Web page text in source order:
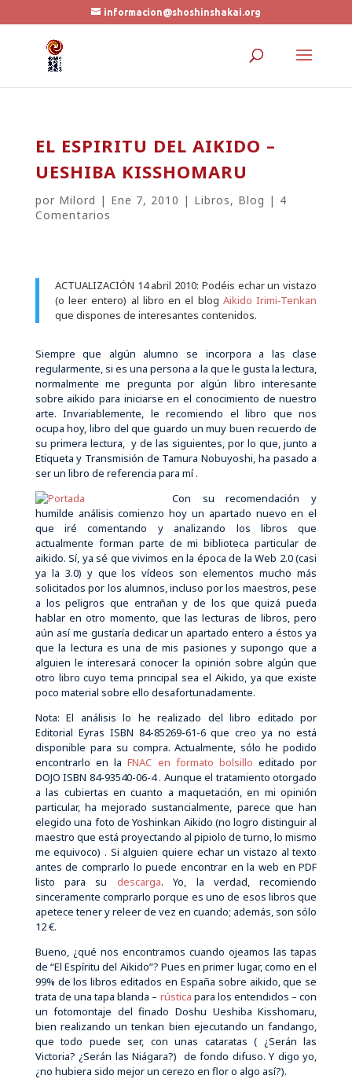
informacion@shoshinshakai.org
EL ESPIRITU DEL AIKIDO –
UESHIBA KISSHOMARU
por Milord | Ene 7, 2010 | Libros, Blog | 4
Comentarios
ACTUALIZACIÓN 14 abril 2010: Podéis echar un vistazo
(o leer entero) al libro en el blog Aikido Irimi-Tenkan
que dispones de interesantes contenidos.
Siempre que algún alumno se incorpora a las clase
regularmente, si es una persona a la que le gusta la lectura,
normalmente me pregunta por algún libro interesante
sobre aikido para iniciarse en el conocimiento de nuestro
arte. Invariablemente, le recomiendo el libro que nos
ocupa hoy, libro del que guardo un muy buen recuerdo de
su primera lectura, y de las siguientes, por lo que, junto a
Etiqueta y Transmisión de Tamura Nobuyoshi, ha pasado a
ser un libro de referencia para mí .
Con su recomendación y
humilde análisis comienzo hoy un apartado nuevo en el
que iré comentando y analizando los libros que
actualmente forman parte de mi biblioteca particular de
aikido. Sí, ya sé que vivimos en la época de la Web 2.0 (casi
ya la 3.0) y que los vídeos son elementos mucho más
solicitados por los alumnos, incluso por los maestros, pese
a los peligros que entrañan y de los que quizá pueda
hablar en otro momento, que las lecturas de libros, pero
aún así me gustaría dedicar un apartado entero a éstos ya
que la lectura es una de mis pasiones y supongo que a
alguien le interesará conocer la opinión sobre algún que
otro libro cuyo tema principal sea el Aikido, ya que existe
poco material sobre ello desafortunadamente.
Nota: El análisis lo he realizado del libro editado por
Editorial Eyras ISBN 84-85269-61-6 que creo ya no está
disponible para su compra. Actualmente, sólo he podido
encontrarlo en laFNAC en formato bolsillo editado por
DOJO ISBN 84-93540-06-4 . Aunque el tratamiento otorgado
a las cubiertas en cuanto a maquetación, en mi opinión
particular, ha mejorado sustancialmente, parece que han
elegido una foto de Yoshinkan Aikido (no logro distinguir al
maestro que está proyectando al pipiolo de turno, lo mismo
me equivoco) . Si alguien quiere echar un vistazo al texto
antes de comprarlo lo puede encontrar en la web en PDF
listo para su descarga. Yo, la verdad, recomiendo
sinceramente comprarlo porque es uno de esos libros que
apetece tener y releer de vez en cuando; además, son sólo
12 €.
Bueno, ¿qué nos encontramos cuando ojeamos las tapas
de “El Espíritu del Aikido”? Pues en primer lugar, como en el
99% de los libros editados en España sobre aikido, que se
trata de una tapa blanda – rústica para los entendidos – con
un fotomontaje del finado Doshu Ueshiba Kisshomaru,
bien realizando un tenkan bien ejecutando un fandango,
que todo puede ser, con unas cataratas ( ¿Serán las
Victoria? ¿Serán las Niágara?) de fondo difuso. Y digo yo,
¿no hubiera sido mejor un cerezo en flor o algo así?).